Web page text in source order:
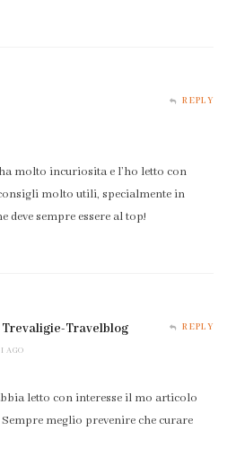
REPLY
molto incuriosita e l’ho letto con
molto utili, specialmente in
deve sempre essere al top!
Trevaligie-Travelblog
AGO
REPLY
letto con interesse il mo articolo
meglio prevenire che curare